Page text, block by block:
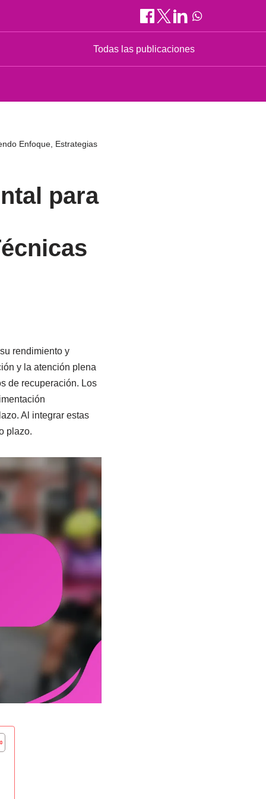
Todas las publicaciones
Enfoque, Estrategias
para
rendimiento y
y la atención plena
de recuperación. Los
Al integrar estas
plazo.